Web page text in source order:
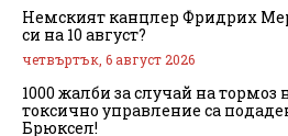
Немският канцлер Фридрих
си на 10 август?
четвъртък, 6 август 2026
1000 жалби за случай на тормоз
токсично управление са
Брюксел!